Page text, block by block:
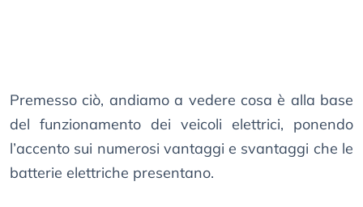
Premesso ciò, andiamo a vedere cosa è alla base
del funzionamento dei veicoli elettrici, ponendo
l’accento sui numerosi vantaggi e svantaggi che le
batterie elettriche presentano.